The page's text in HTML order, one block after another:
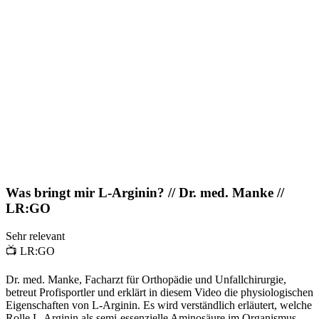
Was bringt mir L-Arginin? // Dr. med. Manke //
LR:GO
Sehr relevant
📺 LR:GO
Dr. med. Manke, Facharzt für Orthopädie und Unfallchirurgie,
betreut Profisportler und erklärt in diesem Video die physiologischen
Eigenschaften von L-Arginin. Es wird verständlich erläutert, welche